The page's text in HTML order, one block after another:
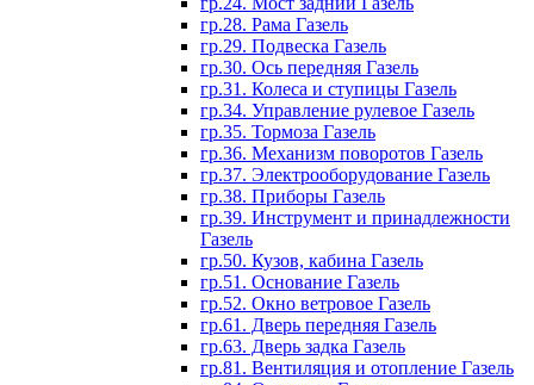
гр.28. Рама Газель
гр.29. Подвеска Газель
гр.30. Ось передняя Газель
гр.31. Колеса и ступицы Газель
гр.34. Управление рулевое Газель
гр.35. Тормоза Газель
гр.36. Механизм поворотов Газель
гр.37. Электрооборудование Газель
гр.38. Приборы Газель
гр.39. Инструмент и принадлежности
Газель
гр.50. Кузов, кабина Газель
гр.51. Основание Газель
гр.52. Окно ветровое Газель
гр.61. Дверь передняя Газель
гр.63. Дверь задка Газель
гр.81. Вентиляция и отопление Газель